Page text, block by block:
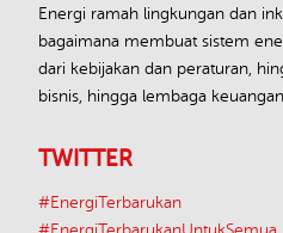
Energi ramah lingkungan dan
bagaimana membuat sistem
dari kebijakan dan peraturan,
bisnis, hingga lembaga
TWITTER
#EnergiTerbarukan